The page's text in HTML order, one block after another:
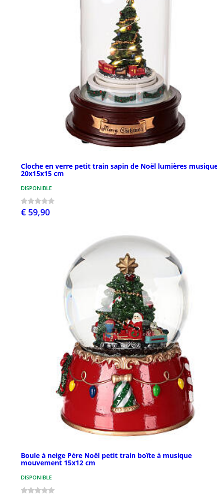
Cloche en verre petit train sapin de Noël lumières
20x15x15 cm
DISPONIBLE
€ 59,90
Boule à neige Père Noël petit train boîte à musique
mouvement 15x12 cm
DISPONIBLE